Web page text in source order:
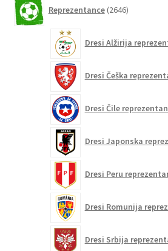
Reprezentance 2646izdelkov
Dresi Alžirija
Dresi Češka
Dresi Čile
Dresi Japonska
Dresi Peru
Dresi Romunija
Dresi Srbija